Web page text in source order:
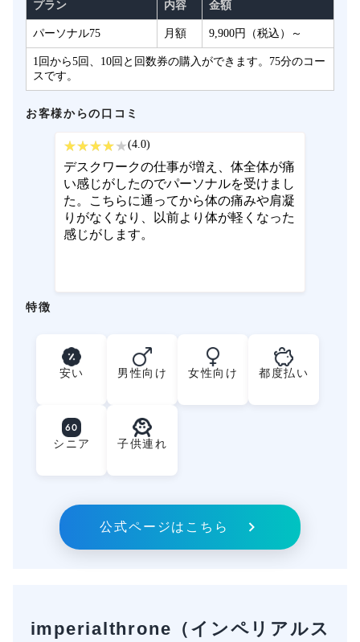
プラン 内容 金額
パーソナル75 月額 9,900円（税込）～
1回から5回、10回と回数券の購入ができます。75分のコー
スです。
お客様からの口コミ
(4.0)
デスクワークの仕事が増え、体全体が痛
い感じがしたのでパーソナルを受けまし
た。こちらに通ってから体の痛みや肩凝
りがなくなり、以前より体が軽くなった
感じがします。
特徴
安い 男性向け 女性向け 都度払い
60
シニア
子供連れ
公式ページはこちら
imperialthrone（インペリアルス